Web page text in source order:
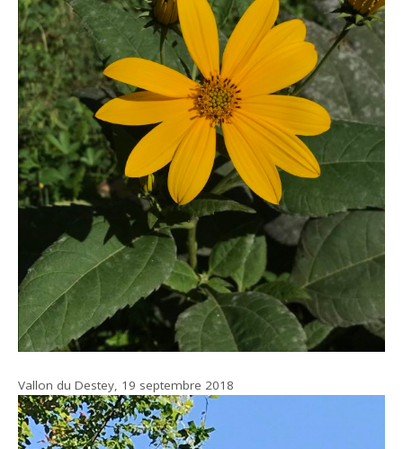
Vallon du Destey, 19 septembre 2018